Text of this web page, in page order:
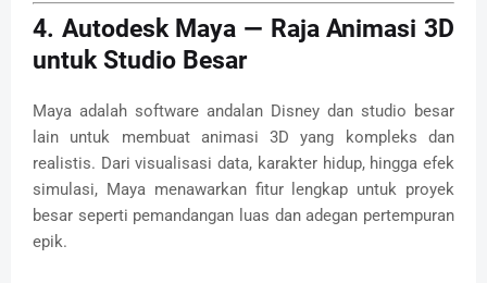
4. Autodesk Maya — Raja Animasi 3D
untuk Studio Besar
Maya adalah software andalan Disney dan studio besar
lain untuk membuat animasi 3D yang kompleks dan
realistis. Dari visualisasi data, karakter hidup, hingga efek
simulasi, Maya menawarkan fitur lengkap untuk proyek
besar seperti pemandangan luas dan adegan pertempuran
epik.